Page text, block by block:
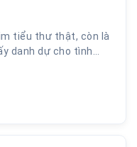
tiểu thư thật, còn là
danh dự cho tình…